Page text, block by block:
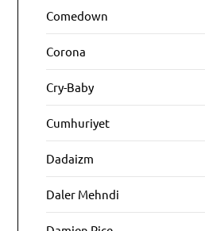
Comedown
Corona
Cry-Baby
Cumhuriyet
Dadaizm
Daler Mehndi